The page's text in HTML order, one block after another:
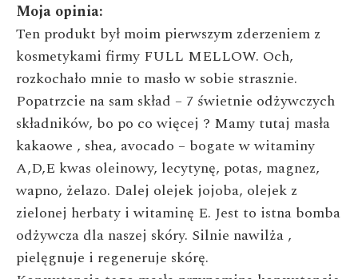
Moja opinia:
Ten produkt był moim pierwszym zderzeniem z
kosmetykami firmy FULL MELLOW. Och,
rozkochało mnie to masło w sobie strasznie.
Popatrzcie na sam skład – 7 świetnie odżywczych
składników, bo po co więcej ? Mamy tutaj masła
kakaowe , shea, avocado – bogate w witaminy
A,D,E kwas oleinowy, lecytynę, potas, magnez,
wapno, żelazo. Dalej olejek jojoba, olejek z
zielonej herbaty i witaminę E. Jest to istna bomba
odżywcza dla naszej skóry. Silnie nawilża ,
pielęgnuje i regeneruje skórę.